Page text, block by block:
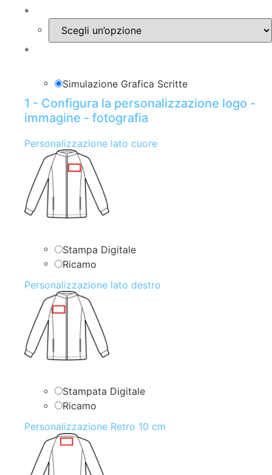
*
*
Simulazione Grafica Scritte
1 - Configura la personalizzazione logo -
immagine - fotografia
Personalizzazione lato cuore
Stampa Digitale
Ricamo
Personalizzazione lato destro
Stampata Digitale
Ricamo
Personalizzazione Retro 10 cm